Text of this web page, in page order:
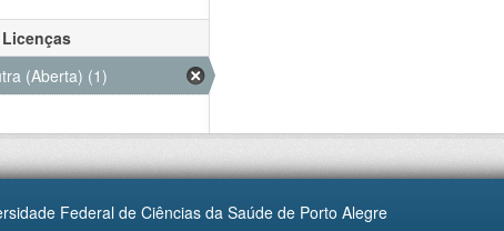
Licenças
(Aberta) (1)
Federal de Ciências da Saúde de Porto Alegre